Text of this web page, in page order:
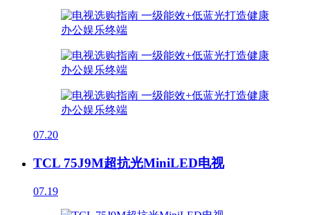
07.20
TCL 75J9M超抗光MiniLED电视
07.19